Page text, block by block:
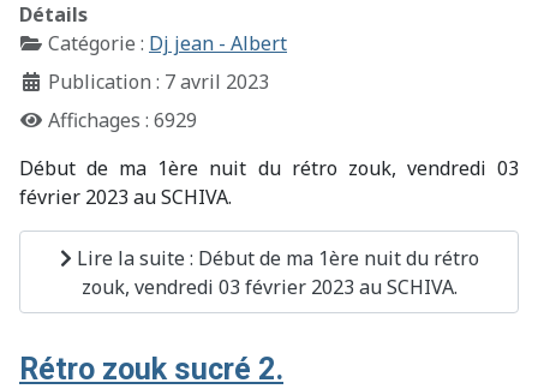
Détails
Catégorie : Dj jean - Albert
Publication : 7 avril 2023
Affichages : 6929
Début de ma 1ère nuit du rétro zouk, vendredi 03
février 2023 au SCHIVA.
Lire la suite : Début de ma 1ère nuit du rétro
zouk, vendredi 03 février 2023 au SCHIVA.
Rétro zouk sucré 2.